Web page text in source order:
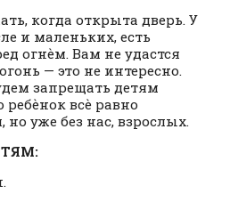
когда открыта дверь. У
и маленьких, есть
огнѐм. Вам не удастся
— это не интересно.
запрещать детям
всѐ равно
уже без нас, взрослых.